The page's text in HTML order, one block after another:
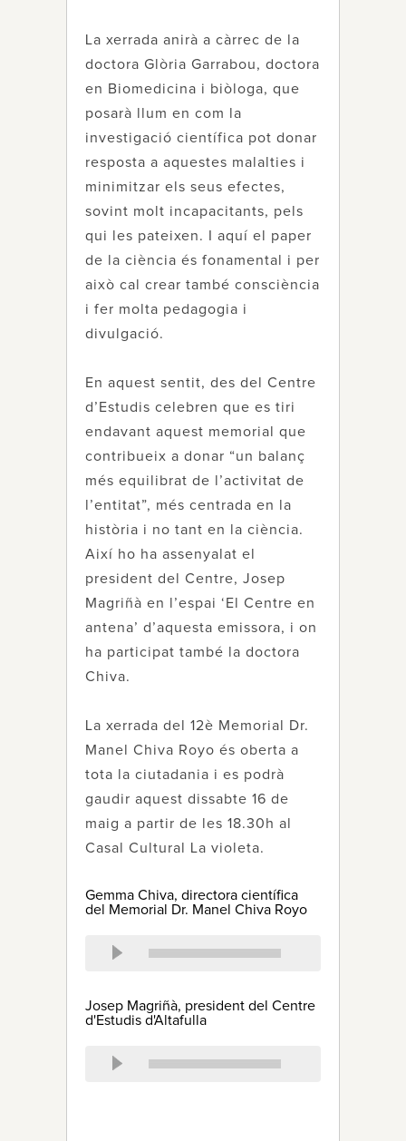
La xerrada anirà a càrrec de la
doctora Glòria Garrabou, doctora
en Biomedicina i biòloga, que
posarà llum en com la
investigació científica pot donar
resposta a aquestes malalties i
minimitzar els seus efectes,
sovint molt incapacitants, pels
qui les pateixen. I aquí el paper
de la ciència és fonamental i per
això cal crear també consciència
i fer molta pedagogia i
divulgació.
En aquest sentit, des del Centre
d’Estudis celebren que es tiri
endavant aquest memorial que
contribueix a donar “un balanç
més equilibrat de l’activitat de
l’entitat”, més centrada en la
història i no tant en la ciència.
Així ho ha assenyalat el
president del Centre, Josep
Magriñà en l’espai ‘El Centre en
antena’ d’aquesta emissora, i on
ha participat també la doctora
Chiva.
La xerrada del 12è Memorial Dr.
Manel Chiva Royo és oberta a
tota la ciutadania i es podrà
gaudir aquest dissabte 16 de
maig a partir de les 18.30h al
Casal Cultural La violeta.
Gemma Chiva, directora científica
del Memorial Dr. Manel Chiva Royo
Josep Magriñà, president del Centre
d'Estudis d'Altafulla